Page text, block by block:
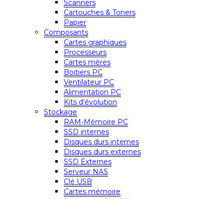
Scanners
Cartouches & Toners
Papier
Composants
Cartes graphiques
Processeurs
Cartes mères
Boitiers PC
Ventilateur PC
Alimentation PC
Kits d’évolution
Stockage
RAM-Mémoire PC
SSD internes
Disques durs internes
Disques durs externes
SSD Externes
Serveur NAS
Clé USB
Cartes mémoire